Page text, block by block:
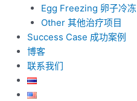
Egg Freezing 卵子冷冻
Other 其他治疗项目
Success Case 成功案例
博客
联系我们